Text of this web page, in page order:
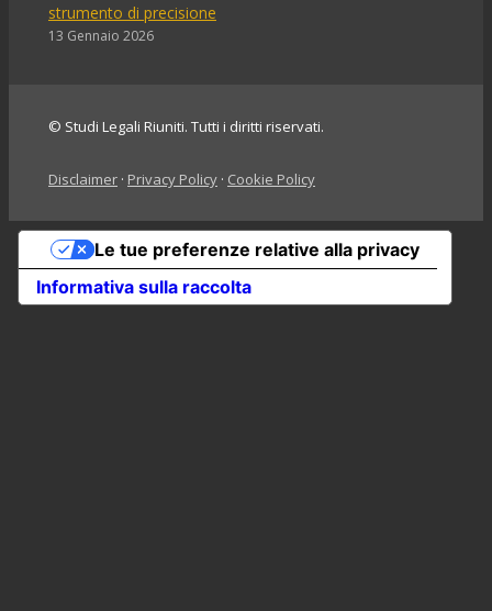
strumento di precisione
13 Gennaio 2026
© Studi Legali Riuniti. Tutti i diritti riservati.
Disclaimer · Privacy Policy · Cookie Policy
Informativa sulla raccolta
Le tue preferenze relative alla privacy